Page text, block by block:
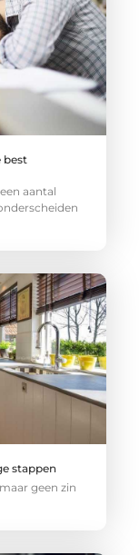
best
aantal
stappen
geen zin